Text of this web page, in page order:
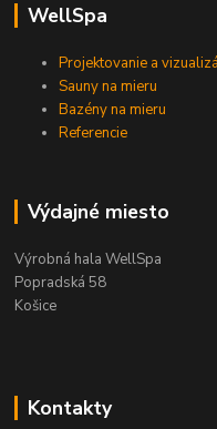
WellSpa
Projektovanie a
Sauny na mieru
Bazény na mieru
Referencie
Výdajné miesto
Výrobná hala WellSpa
Popradská 58
Košice
Kontakty